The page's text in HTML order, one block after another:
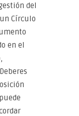
del
Círculo
en el